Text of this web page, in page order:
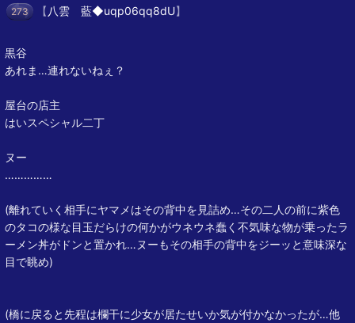
273 【 八雲 藍◆uqp06qq8dU】
黒谷
あれま…連れないねぇ？
屋台の店主
はいスペシャル二丁
ヌー
……………
(離れていく相手にヤマメはその背中を見詰め…その二人の前に紫色
のタコの様な目玉だらけの何かがウネウネ蠢く不気味な物が乗ったラ
ーメン丼がドンと置かれ…ヌーもその相手の背中をジーッと意味深な
目で眺め)
(橋に戻ると先程は欄干に少女が居たせいか気が付かなかったが…他